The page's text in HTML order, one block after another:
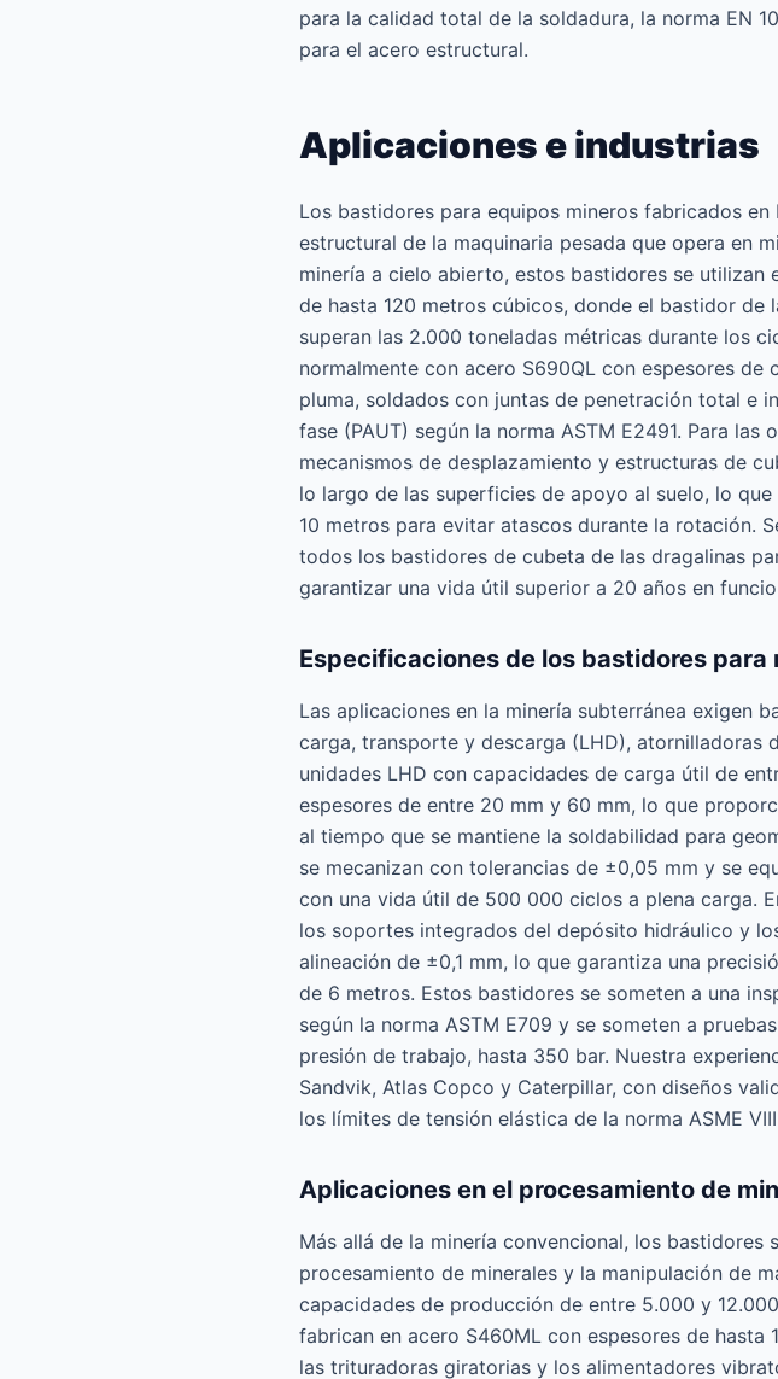
para la calidad total de la soldadura, la norma EN
para el acero estructural.
Aplicaciones e industrias
Los bastidores para equipos mineros fabricados
estructural de la maquinaria pesada que opera en
minería a cielo abierto, estos bastidores se utilizan
de hasta 120 metros cúbicos, donde el bastidor
superan las 2.000 toneladas métricas durante los
normalmente con acero S690QL con espesores
pluma, soldados con juntas de penetración total e
fase (PAUT) según la norma ASTM E2491. Para
mecanismos de desplazamiento y estructuras de
lo largo de las superficies de apoyo al suelo, lo
10 metros para evitar atascos durante la rotación.
todos los bastidores de cubeta de las dragalinas
garantizar una vida útil superior a 20 años en
Especificaciones de los bastidores para
Las aplicaciones en la minería subterránea exigen
carga, transporte y descarga (LHD), atornilladoras
unidades LHD con capacidades de carga útil de
espesores de entre 20 mm y 60 mm, lo que
al tiempo que se mantiene la soldabilidad para
se mecanizan con tolerancias de ±0,05 mm y se
con una vida útil de 500 000 ciclos a plena carga.
los soportes integrados del depósito hidráulico y
alineación de ±0,1 mm, lo que garantiza una
de 6 metros. Estos bastidores se someten a una
según la norma ASTM E709 y se someten a
presión de trabajo, hasta 350 bar. Nuestra
Sandvik, Atlas Copco y Caterpillar, con diseños
los límites de tensión elástica de la norma ASME
Aplicaciones en el procesamiento de
Más allá de la minería convencional, los
procesamiento de minerales y la manipulación de
capacidades de producción de entre 5.000 y
fabrican en acero S460ML con espesores de
las trituradoras giratorias y los alimentadores